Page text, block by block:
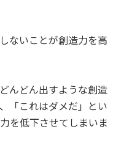
ないことが創造力を高
んどん出すような創造
「これはダメだ」とい
を低下させてしまいま